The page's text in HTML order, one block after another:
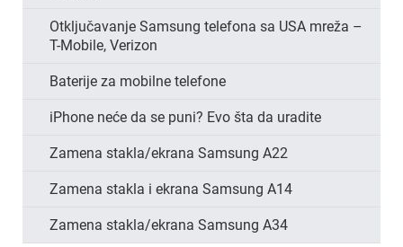
Otključavanje Samsung telefona sa USA mreža –
T-Mobile, Verizon
Baterije za mobilne telefone
iPhone neće da se puni? Evo šta da uradite
Zamena stakla/ekrana Samsung A22
Zamena stakla i ekrana Samsung A14
Zamena stakla/ekrana Samsung A34